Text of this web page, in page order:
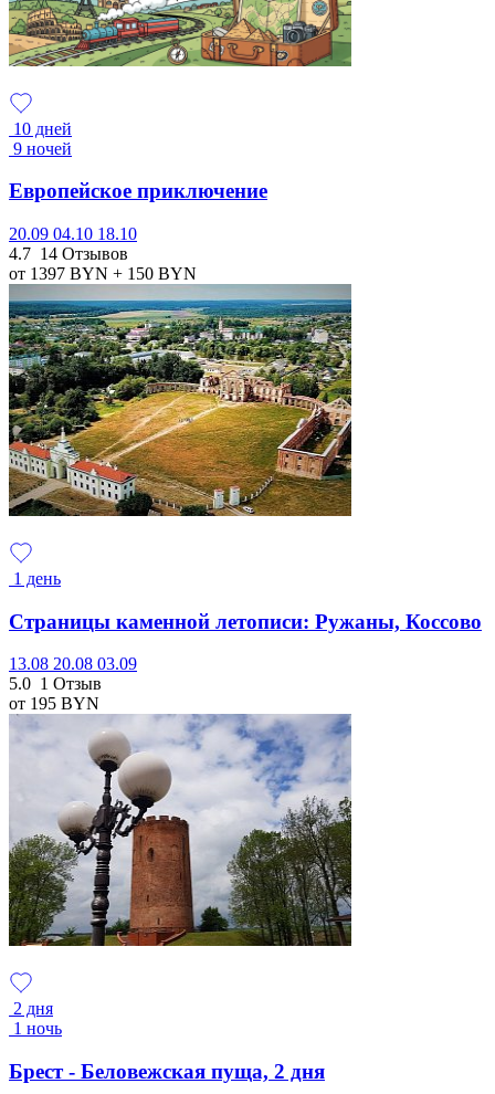
10 дней
9 ночей
Европейское приключение
20.09 04.10 18.10
4.7 14 Отзывов
от 1397 BYN + 150 BYN
1 день
Страницы каменной летописи: Ружаны, Коссово
13.08 20.08 03.09
5.0 1 Отзыв
от 195 BYN
2 дня
1 ночь
Брест - Беловежская пуща, 2 дня